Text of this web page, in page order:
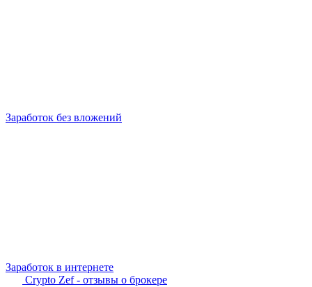
Заработок без вложений
Заработок в интернете
Crypto Zef - отзывы о брокере